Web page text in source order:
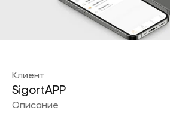
Клиент
SigortAPP
Описание